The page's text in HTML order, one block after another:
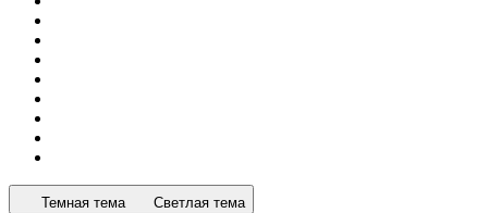
Темная тема Светлая тема